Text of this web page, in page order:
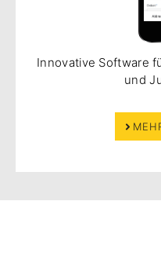
Innovative Software
und